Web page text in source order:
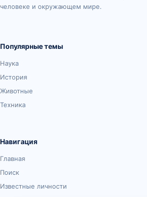
человеке и окружающем мире.
Популярные темы
Наука
История
Животные
Техника
Навигация
Главная
Поиск
Известные личности